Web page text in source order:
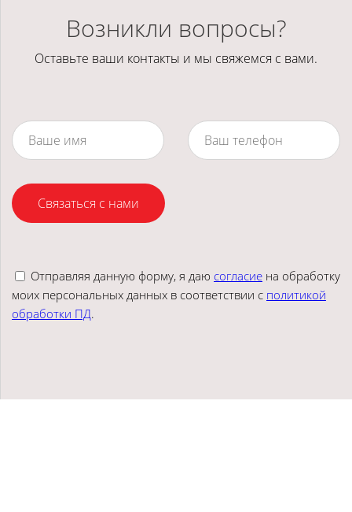
Возникли вопросы?
Оставьте ваши контакты и мы свяжемся с вами.
Связаться с нами
Отправляя данную форму, я даю согласие на обработку
моих персональных данных в соответствии с политикой
обработки ПД.